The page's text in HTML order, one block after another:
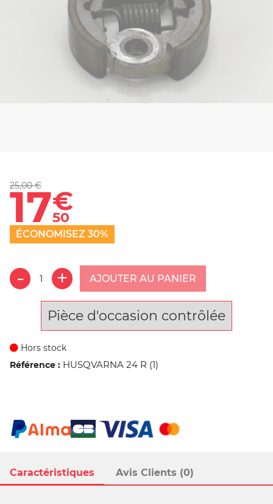
Caractéristiques Avis Clients (0)
25,00 €
17€
50
ÉCONOMISEZ 30%
AJOUTER AU PANIER
Pièce d'occasion contrôlée
Hors stock
Référence : HUSQVARNA 24 R (1)